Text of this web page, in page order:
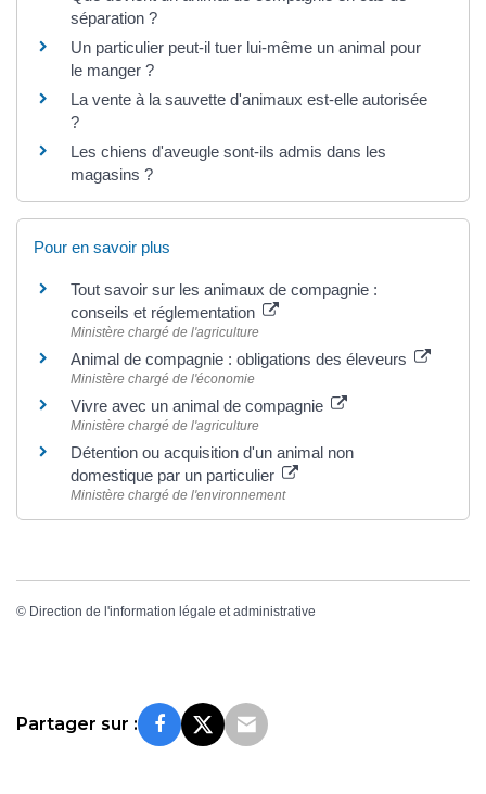
séparation ?
Un particulier peut-il tuer lui-même un animal pour
le manger ?
La vente à la sauvette d'animaux est-elle autorisée
?
Les chiens d'aveugle sont-ils admis dans les
magasins ?
Pour en savoir plus
Tout savoir sur les animaux de compagnie :
conseils et réglementation
Ministère chargé de l'agriculture
Animal de compagnie : obligations des éleveurs
Ministère chargé de l'économie
Vivre avec un animal de compagnie
Ministère chargé de l'agriculture
Détention ou acquisition d'un animal non
domestique par un particulier
Ministère chargé de l'environnement
© Direction de l'information légale et administrative
Partager sur :